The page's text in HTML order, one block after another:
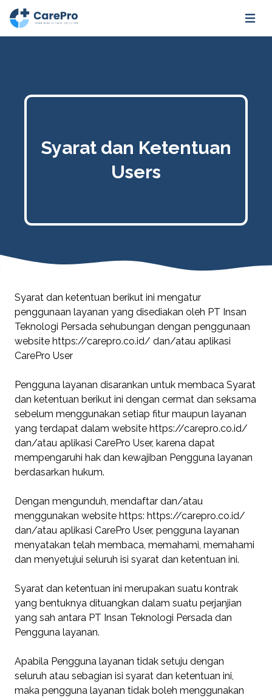
Open
Syarat dan Ketentuan
Users
Syarat dan ketentuan berikut ini mengatur
penggunaan layanan yang disediakan oleh PT Insan
Teknologi Persada sehubungan dengan penggunaan
website https://carepro.co.id/ dan/atau aplikasi
CarePro User
Pengguna layanan disarankan untuk membaca Syarat
dan ketentuan berikut ini dengan cermat dan seksama
sebelum menggunakan setiap fitur maupun layanan
yang terdapat dalam website https://carepro.co.id/
dan/atau aplikasi CarePro User, karena dapat
mempengaruhi hak dan kewajiban Pengguna layanan
berdasarkan hukum.
Dengan mengunduh, mendaftar dan/atau
menggunakan website https: https://carepro.co.id/
dan/atau aplikasi CarePro User, pengguna layanan
menyatakan telah membaca, memahami, memahami
dan menyetujui seluruh isi syarat dan ketentuan ini.
Syarat dan ketentuan ini merupakan suatu kontrak
yang bentuknya dituangkan dalam suatu perjanjian
yang sah antara PT Insan Teknologi Persada dan
Pengguna layanan.
Apabila Pengguna layanan tidak setuju dengan
seluruh atau sebagian isi syarat dan ketentuan ini,
maka pengguna layanan tidak boleh menggunakan